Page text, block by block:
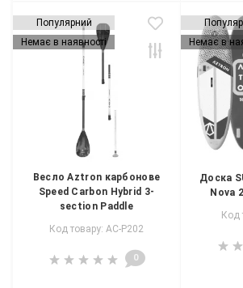
Популярний
Немає в наявності
Весло Aztron карбонове
Speed Carbon Hybrid 3-
section Paddle
Код товару: AC-P202
0
Немає в
Доска
Nova
Код